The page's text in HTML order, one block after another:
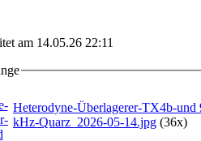
am 14.05.26 22:11
Heterodyne-Überlagerer-TX4b-und
kHz-Quarz_2026-05-14.jpg (36x)